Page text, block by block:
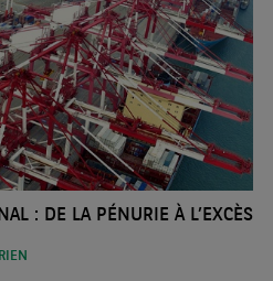
: DE LA PÉNURIE À L’EXCÈS